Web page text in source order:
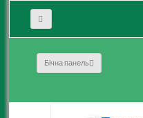
Бічна панель